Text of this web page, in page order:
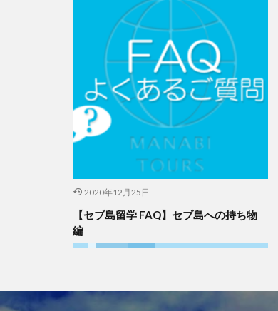
2020年12月25日
【セブ島留学 FAQ】セブ島への持ち物
編